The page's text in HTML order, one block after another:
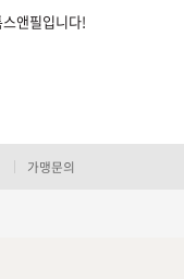
앤필입니다!
가맹문의